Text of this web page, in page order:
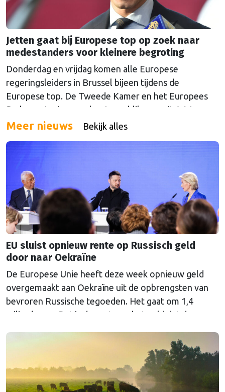
Jetten gaat bij Europese top op zoek naar
medestanders voor kleinere begroting
Donderdag en vrijdag komen alle Europese
regeringsleiders in Brussel bijeen tijdens de
Europese top. De Tweede Kamer en het Europees
Parlement wierpen alvast een blik vooruit. Wat
mogen we verwachten van de gesprekken over geld,
Meer nieuws Bekijk alles
EU sluist opnieuw rente op Russisch geld
door naar Oekraïne
De Europese Unie heeft deze week opnieuw geld
overgemaakt aan Oekraïne uit de opbrengsten van
bevroren Russische tegoeden. Het gaat om 1,4
miljard euro. Dat is de rente op het geld dat de
Euroclear parkeerde. De EU bevroor dat geld na de
Continued